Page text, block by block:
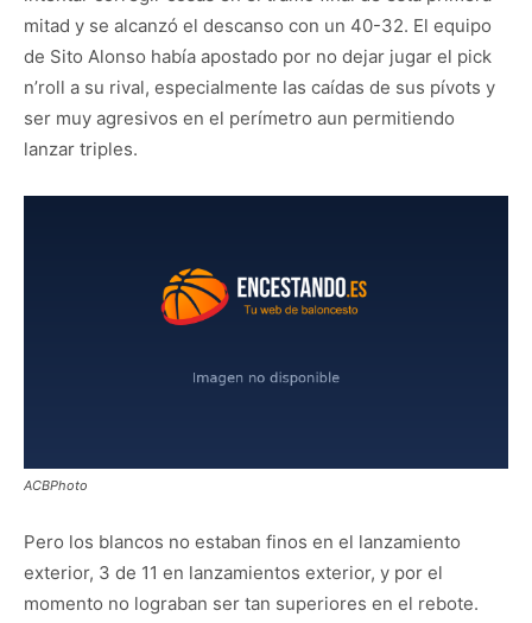
mitad y se alcanzó el descanso con un 40-32. El equipo
de Sito Alonso había apostado por no dejar jugar el pick
n’roll a su rival, especialmente las caídas de sus pívots y
ser muy agresivos en el perímetro aun permitiendo
lanzar triples.
ACBPhoto
Pero los blancos no estaban finos en el lanzamiento
exterior, 3 de 11 en lanzamientos exterior, y por el
momento no lograban ser tan superiores en el rebote.